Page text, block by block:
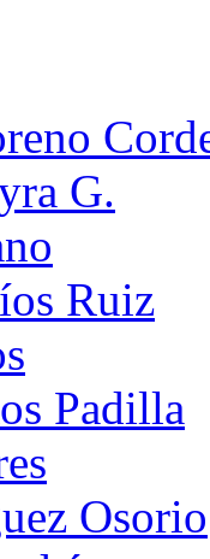
G.
Ruiz
Padilla
Osorio